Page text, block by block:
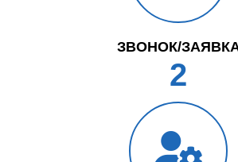
ЗВОНОК/
2